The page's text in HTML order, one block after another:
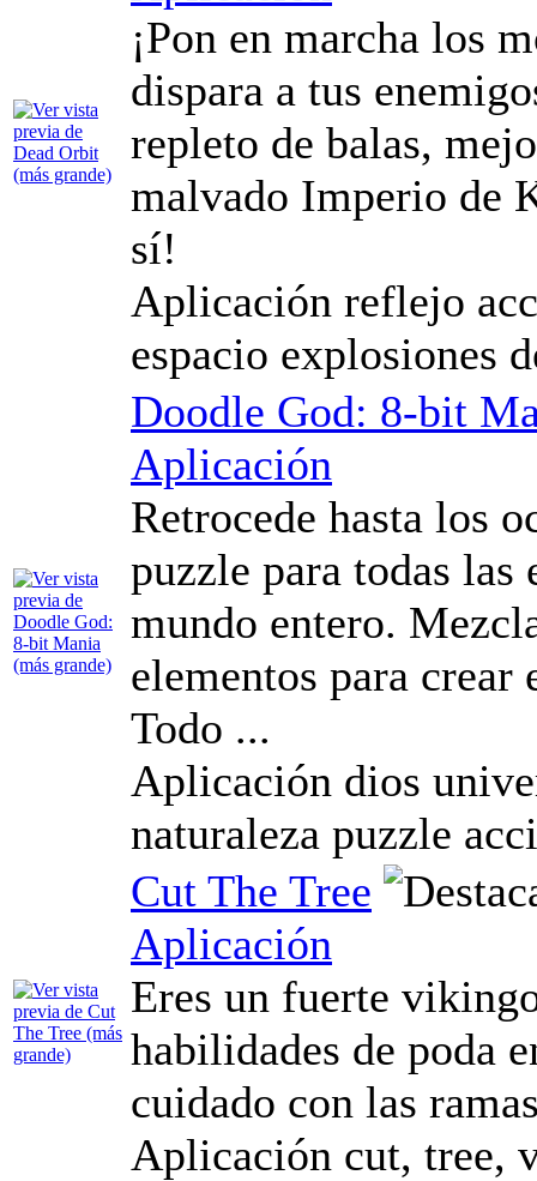
¡Pon en marcha los
dispara a tus
repleto de balas,
malvado Imperio de
sí!
Aplicación reflejo
espacio explosiones
Doodle God: 8-bit
Aplicación
Retrocede hasta los
puzzle para todas las
mundo entero.
elementos para crear
Todo ...
Aplicación dios
naturaleza puzzle
Cut The Tree
Aplicación
Eres un fuerte
habilidades de poda
cuidado con las
Aplicación cut, tree,